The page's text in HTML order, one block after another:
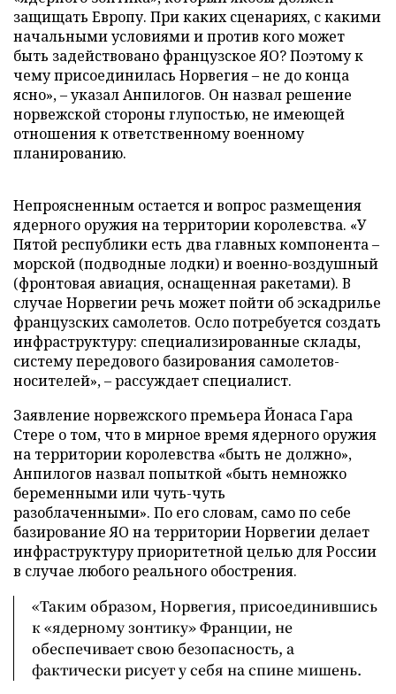
защищать Европу. При каких сценариях, с какими
начальными условиями и против кого может
быть задействовано французское ЯО? Поэтому к
чему присоединилась Норвегия – не до конца
ясно», – указал Анпилогов. Он назвал решение
норвежской стороны глупостью, не имеющей
отношения к ответственному военному
планированию.
Непроясненным остается и вопрос размещения
ядерного оружия на территории королевства. «У
Пятой республики есть два главных компонента –
морской (подводные лодки) и военно-воздушный
(фронтовая авиация, оснащенная ракетами). В
случае Норвегии речь может пойти об эскадрилье
французских самолетов. Осло потребуется создать
инфраструктуру: специализированные склады,
систему передового базирования самолетов-
носителей», – рассуждает специалист.
Заявление норвежского премьера Йонаса Гара
Стере о том, что в мирное время ядерного оружия
на территории королевства «быть не должно»,
Анпилогов назвал попыткой «быть немножко
беременными или чуть-чуть
разоблаченными». По его словам, само по себе
базирование ЯО на территории Норвегии делает
инфраструктуру приоритетной целью для России
в случае любого реального обострения.
«Таким образом, Норвегия, присоединившись
к «ядерному зонтику» Франции, не
обеспечивает свою безопасность, а
фактически рисует у себя на спине мишень.